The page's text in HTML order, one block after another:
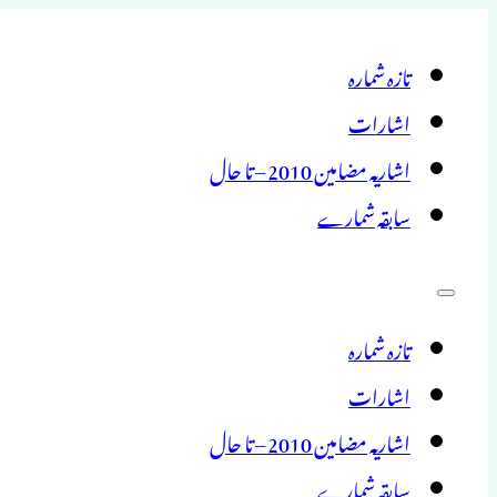
تازہ شمارہ
اشارات
اشاریہ مضامین 2010 – تا حال
سابقہ شمارے
تازہ شمارہ
اشارات
اشاریہ مضامین 2010 – تا حال
سابقہ شمارے